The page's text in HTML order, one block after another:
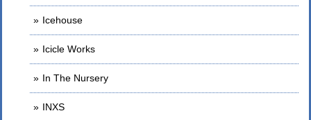
Icehouse
Icicle Works
In The Nursery
INXS